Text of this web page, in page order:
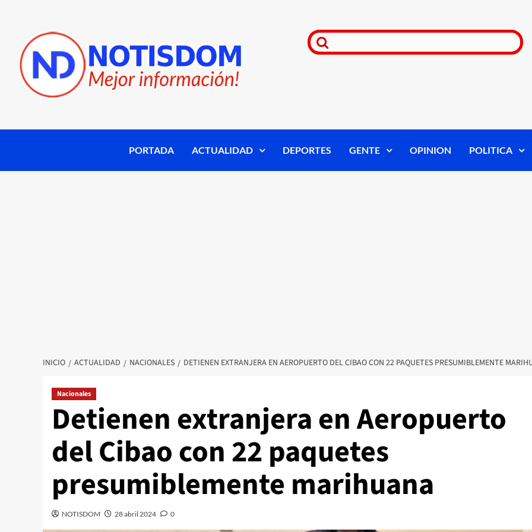
PORTADA ACTUALIDAD DEPORTES GENTE OPINION POLITICA
INICIO ACTUALIDAD NACIONALES DETIENEN EXTRANJERA EN AEROPUERTO DEL CIBAO CON 22 PAQUETES PRESUMIBLEMENTE
Nacionales
Detienen extranjera en Aeropuerto
del Cibao con 22 paquetes
presumiblemente marihuana
NOTISDOM 28 abril 2024 0